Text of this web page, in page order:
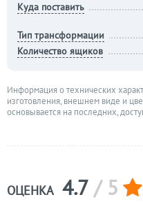
Куда поставить
Тип трансформации
Количество ящиков
Информация о технических
изготовления, внешнем виде и
основывается на последних,
ОЦЕНКА 4.7 / 5